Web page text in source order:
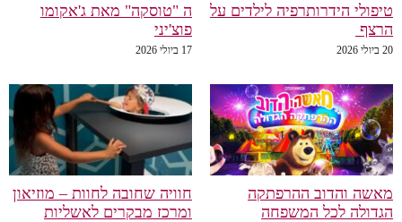
טיפולי הידרותרפיה לילדים על
הרצף
20 ביולי 2026
ה "טוסקה" מאת ג'אקומו
פוצ'יני
17 ביולי 2026
מאשה והדוב ההרפתקה
הגדולה לכל המשפחה
חוויה שחובה לחוות – מוזיאון
ומרכז מבקרים לאשליות